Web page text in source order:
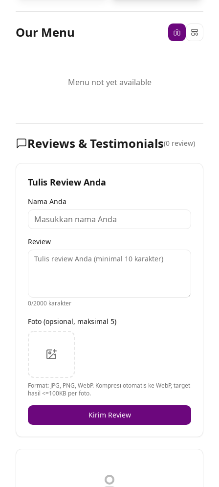
Our Menu
Menu not yet available
Reviews & Testimonials(0 review)
Tulis Review Anda
Nama Anda
Review
0/2000 karakter
Foto (opsional, maksimal 5)
Format: JPG, PNG, WebP. Kompresi otomatis ke WebP, target
hasil <=100KB per foto.
Kirim Review